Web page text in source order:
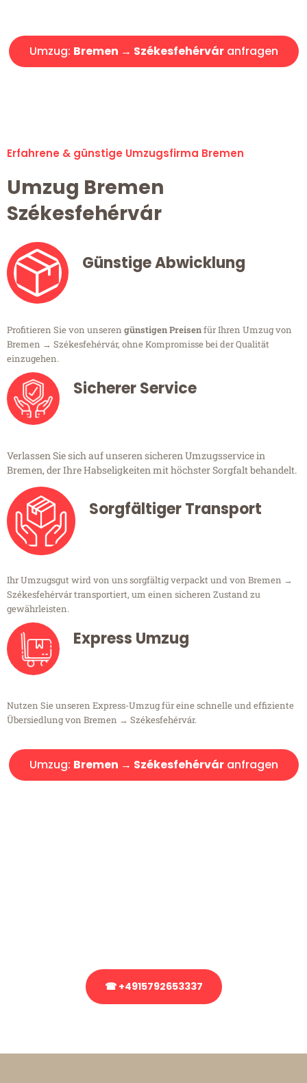
Umzug: Bremen → Székesfehérváranfragen
Erfahrene & günstige Umzugsfirma Bremen
Umzug Bremen
Székesfehérvár
Günstige Abwicklung
Profitieren Sie von unseren günstigen Preisenfür Ihren Umzug von
Bremen → Székesfehérvár, ohne Kompromisse bei der Qualität
einzugehen.
Sicherer Service
Verlassen Sie sich auf unseren sicheren Umzugsservice in
Bremen, der Ihre Habseligkeiten mit höchster Sorgfalt behandelt.
Sorgfältiger Transport
Ihr Umzugsgut wird von uns sorgfältig verpackt und von Bremen →
Székesfehérvár transportiert, um einen sicheren Zustand zu
gewährleisten.
Express Umzug
Nutzen Sie unseren Express-Umzug für eine schnelle und effiziente
Übersiedlung von Bremen → Székesfehérvár.
Umzug: Bremen → Székesfehérváranfragen
☎ +4915792653337